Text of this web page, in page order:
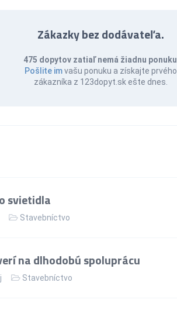
Zákazky bez dodávateľa.
475 dopytov zatiaľ nemá žiadnu ponuku
Pošlite imvašu ponuku a získajte prvého
zákazníka z 123dopyt.sk ešte dnes.
svietidla
Stavebníctvo
na dlhodobú spoluprácu
Stavebníctvo